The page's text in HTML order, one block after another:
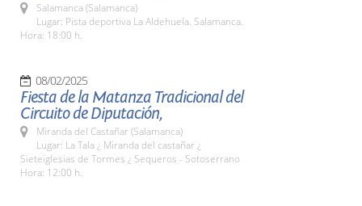
Salamanca (Salamanca)
Lugar: Pista deportiva La Aldehuela. Salamanca.
Hora: 18:00 h.
08/02/2025
Fiesta de la Matanza Tradicional del
Circuito de Diputación,
Miranda del Castañar (Salamanca)
Lugar: La Tala ¿ Miranda del castañar ¿
Sieteiglesias de Tormes ¿ Sequeros - Sotoserrano
Hora: 12:00 h.